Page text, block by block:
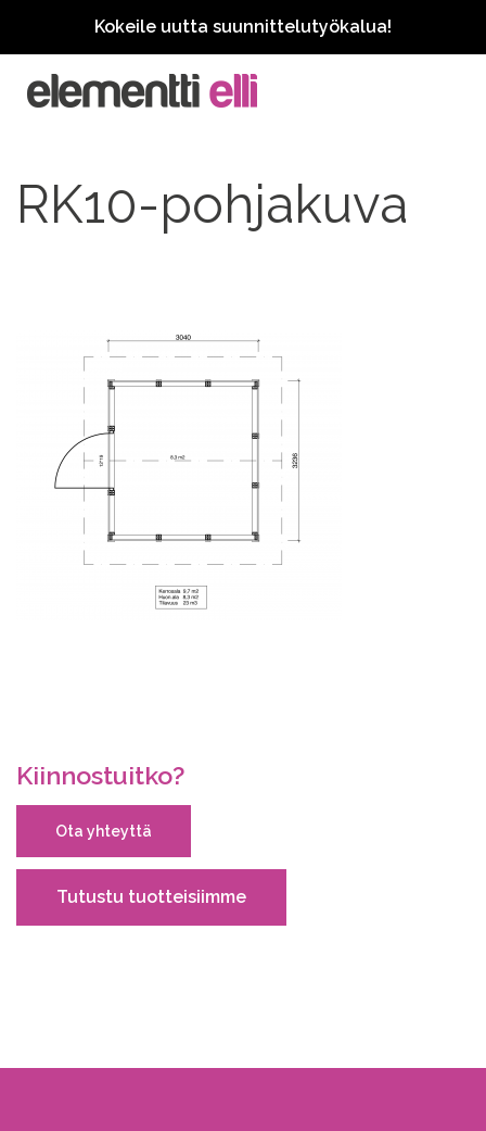
Kokeile uutta suunnittelutyökalua!
RK10-pohjakuva
Kiinnostuitko?
Ota yhteyttä
Tutustu tuotteisiimme